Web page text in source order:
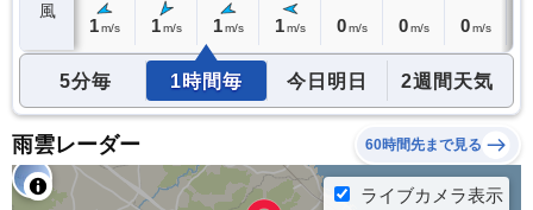
風
1 m/s 1 m/s 1 m/s 1 m/s 0 m/s 0 m/s 0 m/s
5分毎 1時間毎 今日明日 2週間天気
雨雲レーダー 60時間先まで見る